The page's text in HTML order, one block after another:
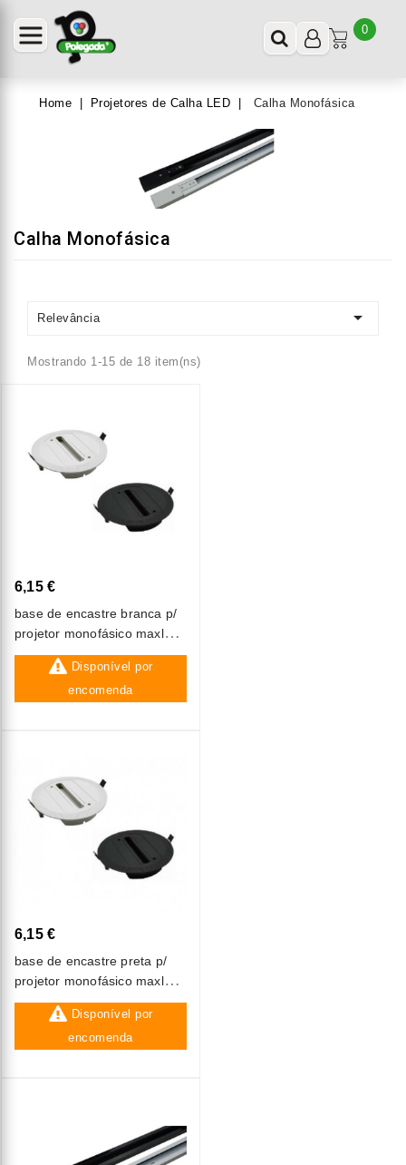
0
Home Projetores de Calha LED Calha Monofásica
Calha Monofásica
Relevância 
Mostrando 1-15 de 18 item(ns)
6,15 €
base de encastre branca p/
projetor monofásico maxled
(a1071)
Disponível por
encomenda
6,15 €
base de encastre preta p/
projetor monofásico maxled
(a1072)
Disponível por
encomenda